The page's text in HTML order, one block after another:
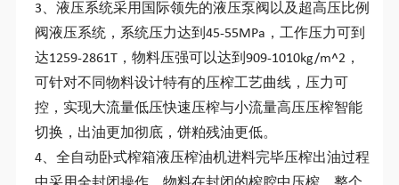
3、液压系统采用国际领先的液压泵阀以及超高压比例
阀液压系统，系统压力达到45-55MPa，工作压力可到
达1259-2861T，物料压强可以达到909-1010kg/m^2，
可针对不同物料设计特有的压榨工艺曲线，压力可
控，实现大流量低压快速压榨与小流量高压压榨智能
切换，出油更加彻底，饼粕残油更低。
4、全自动卧式榨箱液压榨油机进料完毕压榨出油过程